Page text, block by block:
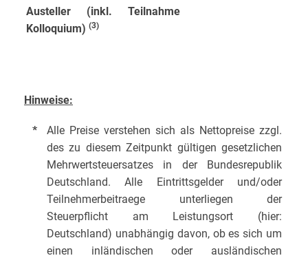
Austeller (inkl. Teilnahme
Kolloquium) (3)
Hinweise:
*
Alle Preise verstehen sich als Nettopreise zzgl.
des zu diesem Zeitpunkt gültigen gesetzlichen
Mehrwertsteuersatzes in der Bundesrepublik
Deutschland. Alle Eintrittsgelder und/oder
Teilnehmerbeitraege unterliegen der
Steuerpflicht am Leistungsort (hier:
Deutschland) unabhängig davon, ob es sich um
einen inländischen oder ausländischen